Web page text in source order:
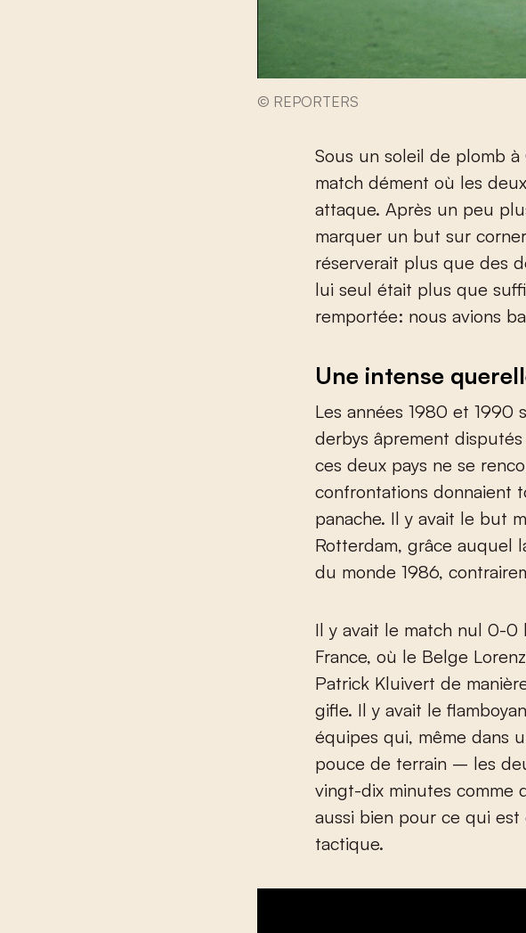
© REPORTERS
Sous un soleil de plomb
match dément où les
attaque. Après un peu
marquer un but sur
réserverait plus que des
lui seul était plus que
remportée: nous avions
Une intense
Les années 1980 et 1990
derbys âprement
ces deux pays ne se
confrontations donnaient
panache. Il y avait le but
Rotterdam, grâce auquel
du monde 1986,
Il y avait le match nul 0-0
France, où le Belge
Patrick Kluivert de
gifle. Il y avait le
équipes qui, même dans
pouce de terrain – les
vingt-dix minutes comme
aussi bien pour ce qui
tactique.